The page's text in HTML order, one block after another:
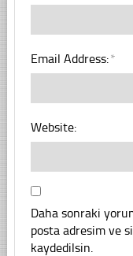
Email Address:*
Website:
Daha sonraki
posta adresim ve
kaydedilsin.